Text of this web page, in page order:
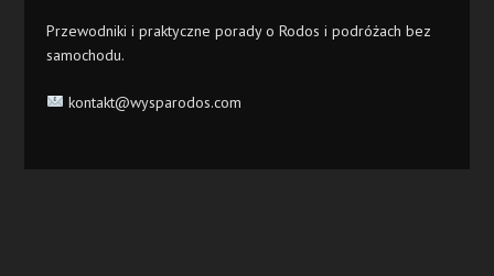
Przewodniki i praktyczne porady o Rodos i podróżach bez
samochodu.
kontakt@wysparodos.com